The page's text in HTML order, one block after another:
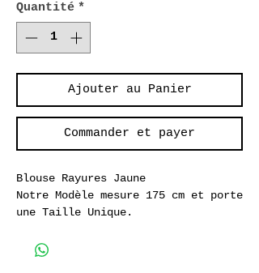
Quantité *
Ajouter au Panier
Commander et payer
Blouse Rayures Jaune
Notre Modèle mesure 175 cm et porte
une Taille Unique.
190 Grammes